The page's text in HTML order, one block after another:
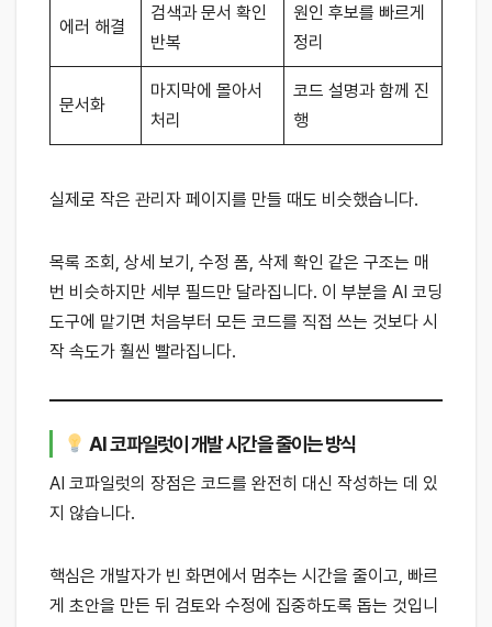
에러 해결
검색과 문서 확인
반복
원인 후보를 빠르게
정리
문서화
마지막에 몰아서
처리
코드 설명과 함께 진
행
실제로 작은 관리자 페이지를 만들 때도 비슷했습니다.
목록 조회, 상세 보기, 수정 폼, 삭제 확인 같은 구조는 매
번 비슷하지만 세부 필드만 달라집니다. 이 부분을 AI 코딩
도구에 맡기면 처음부터 모든 코드를 직접 쓰는 것보다 시
작 속도가 훨씬 빨라집니다.
AI 코파일럿이 개발 시간을 줄이는 방식
AI 코파일럿의 장점은 코드를 완전히 대신 작성하는 데 있
지 않습니다.
핵심은 개발자가 빈 화면에서 멈추는 시간을 줄이고, 빠르
게 초안을 만든 뒤 검토와 수정에 집중하도록 돕는 것입니